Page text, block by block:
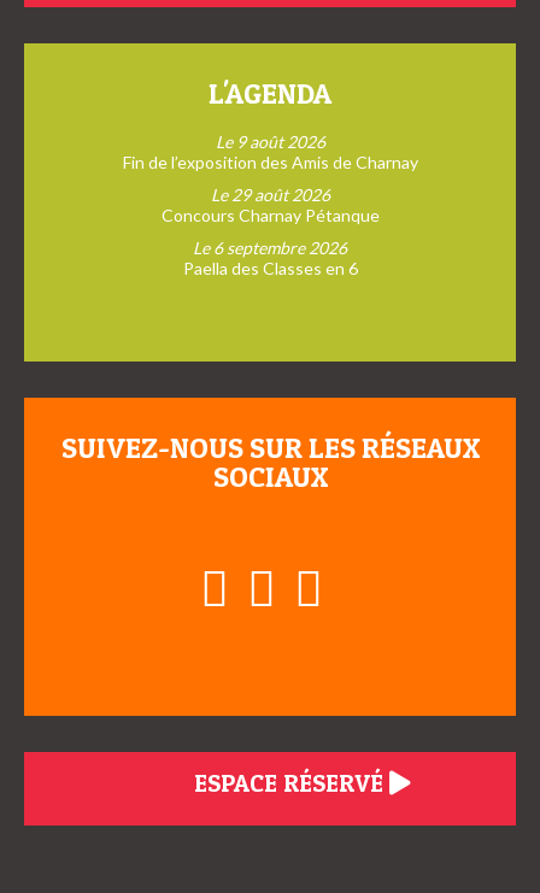
L'AGENDA
Le 9 août 2026
Fin de l’exposition des Amis de Charnay
Le 29 août 2026
Concours Charnay Pétanque
Le 6 septembre 2026
Paella des Classes en 6
SUIVEZ-NOUS SUR LES RÉSEAUX
SOCIAUX
ESPACE RÉSERVÉ